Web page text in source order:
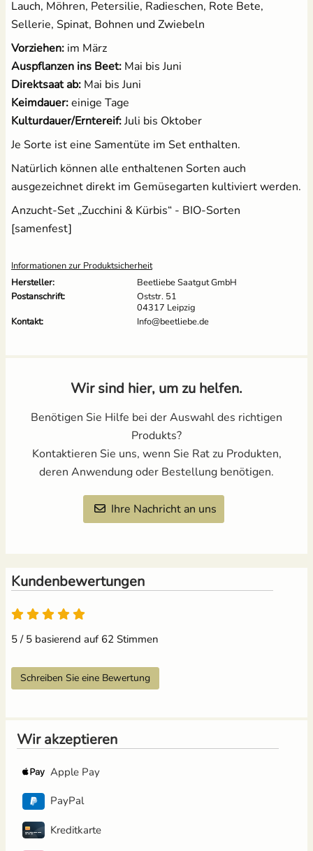
Lauch, Möhren, Petersilie, Radieschen, Rote Bete,
Sellerie, Spinat, Bohnen und Zwiebeln
Vorziehen: im März
Auspflanzen ins Beet: Mai bis Juni
Direktsaat ab: Mai bis Juni
Keimdauer:einige Tage
Kulturdauer/Erntereif:Juli bis Oktober
Je Sorte ist eine Samentüte im Set enthalten.
Natürlich können alle enthaltenen Sorten auch
ausgezeichnet direkt im Gemüsegarten kultiviert werden.
Anzucht-Set „Zucchini & Kürbis“ - BIO-Sorten
[samenfest]
Informationen zur Produktsicherheit
Hersteller:
Beetliebe Saatgut GmbH
Postanschrift:
Oststr. 51
04317 Leipzig
Kontakt:
Info@beetliebe.de
Wir sind hier, um zu helfen.
Benötigen Sie Hilfe bei der Auswahl des richtigen
Produkts?
Kontaktieren Sie uns, wenn Sie Rat zu Produkten,
deren Anwendung oder Bestellung benötigen.
Ihre Nachricht an uns
Kundenbewertungen
5 / 5 basierend auf 62 Stimmen
Schreiben Sie eine Bewertung
Wir akzeptieren
Apple Pay
PayPal
Kreditkarte